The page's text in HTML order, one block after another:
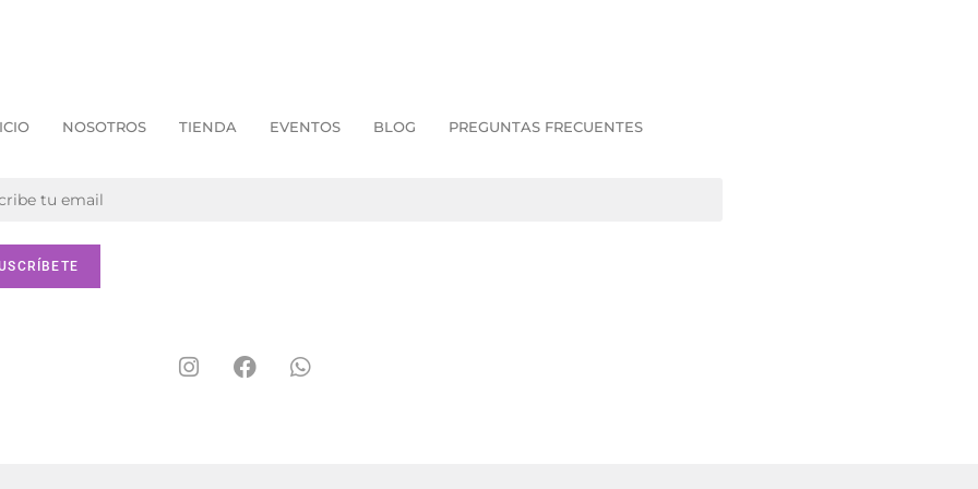
NOSOTROS TIENDA EVENTOS BLOG PREGUNTAS FRECUENTES